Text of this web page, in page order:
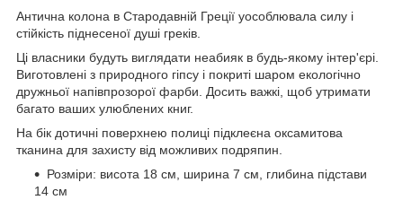
Антична колона в Стародавній Греції уособлювала силу і
стійкість піднесеної душі греків.
Ці власники будуть виглядати неабияк в будь-якому інтер'єрі.
Виготовлені з природного гіпсу і покриті шаром екологічно
дружньої напівпрозорої фарби. Досить важкі, щоб утримати
багато ваших улюблених книг.
На бік дотичні поверхнею полиці підклеєна оксамитова
тканина для захисту від можливих подряпин.
Розміри: висота 18 см, ширина 7 см, глибина підстави
14 см